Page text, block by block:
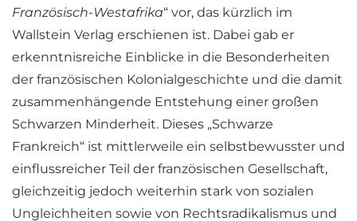
Französisch-Westafrika“ vor, das kürzlich im
Wallstein Verlag erschienen ist. Dabei gab er
erkenntnisreiche Einblicke in die Besonderheiten
der französischen Kolonialgeschichte und die damit
zusammenhängende Entstehung einer großen
Schwarzen Minderheit. Dieses „Schwarze
Frankreich“ ist mittlerweile ein selbstbewusster und
einflussreicher Teil der französischen Gesellschaft,
gleichzeitig jedoch weiterhin stark von sozialen
Ungleichheiten sowie von Rechtsradikalismus und